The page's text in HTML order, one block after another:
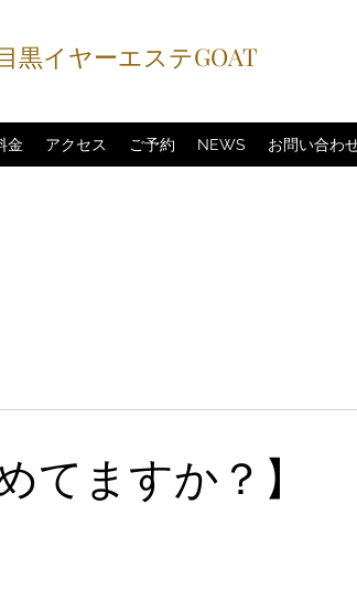
黒イヤーエステGOAT
金 アクセス ご予約 NEWS お問い合わ
てますか？】